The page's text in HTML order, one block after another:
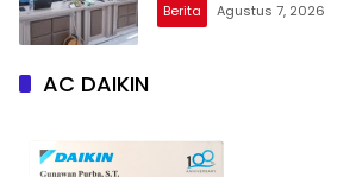
Berita Agustus 7, 2026
AC DAIKIN